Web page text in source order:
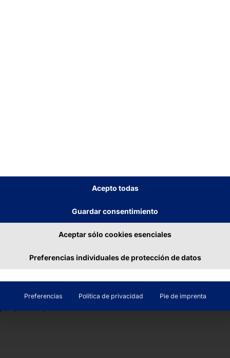
y OCP3.0
cada
datos, el AKHET®
para centros de
el mejor
como Azure
que requieren un
Acepto todas
Guardar consentimiento
Aceptar sólo cookies esenciales
Preferencias individuales de protección de datos
Preferencias Política de privacidad Pie de imprenta